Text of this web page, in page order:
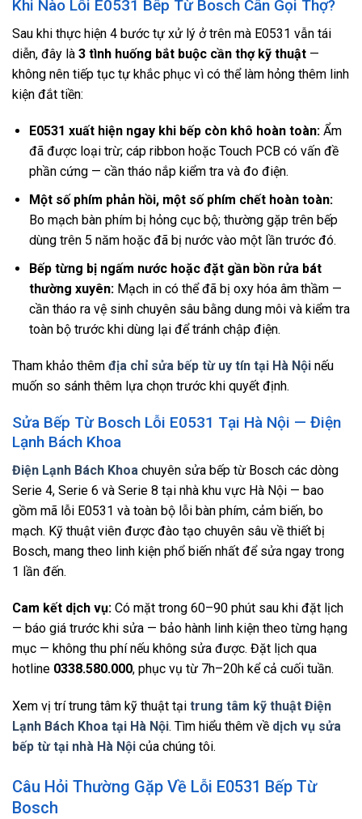
Khi Nào Lỗi E0531 Bếp Từ Bosch Cần Gọi Thợ?
Sau khi thực hiện 4 bước tự xử lý ở trên mà E0531 vẫn tái
diễn, đây là 3 tình huống bắt buộc cần thợ kỹ thuật —
không nên tiếp tục tự khắc phục vì có thể làm hỏng thêm linh
kiện đắt tiền:
E0531 xuất hiện ngay khi bếp còn khô hoàn toàn:Ẩm
đã được loại trừ; cáp ribbon hoặc Touch PCB có vấn đề
phần cứng — cần tháo nắp kiểm tra và đo điện.
Một số phím phản hồi, một số phím chết hoàn toàn:
Bo mạch bàn phím bị hỏng cục bộ; thường gặp trên bếp
dùng trên 5 năm hoặc đã bị nước vào một lần trước đó.
Bếp từng bị ngấm nước hoặc đặt gần bồn rửa bát
thường xuyên:Mạch in có thể đã bị oxy hóa âm thầm —
cần tháo ra vệ sinh chuyên sâu bằng dung môi và kiểm tra
toàn bộ trước khi dùng lại để tránh chập điện.
Tham khảo thêm địa chỉ sửa bếp từ uy tín tại Hà Nội nếu
muốn so sánh thêm lựa chọn trước khi quyết định.
Sửa Bếp Từ Bosch Lỗi E0531 Tại Hà Nội — Điện
Lạnh Bách Khoa
Điện Lạnh Bách Khoa chuyên sửa bếp từ Bosch các dòng
Serie 4, Serie 6 và Serie 8 tại nhà khu vực Hà Nội — bao
gồm mã lỗi E0531 và toàn bộ lỗi bàn phím, cảm biến, bo
mạch. Kỹ thuật viên được đào tạo chuyên sâu về thiết bị
Bosch, mang theo linh kiện phổ biến nhất để sửa ngay trong
1 lần đến.
Cam kết dịch vụ: Có mặt trong 60–90 phút sau khi đặt lịch
— báo giá trước khi sửa — bảo hành linh kiện theo từng hạng
mục — không thu phí nếu không sửa được. Đặt lịch qua
hotline 0338.580.000, phục vụ từ 7h–20h kể cả cuối tuần.
Xem vị trí trung tâm kỹ thuật tại trung tâm kỹ thuật Điện
Lạnh Bách Khoa tại Hà Nội. Tìm hiểu thêm về dịch vụ sửa
bếp từ tại nhà Hà Nội của chúng tôi.
Câu Hỏi Thường Gặp Về Lỗi E0531 Bếp Từ
Bosch